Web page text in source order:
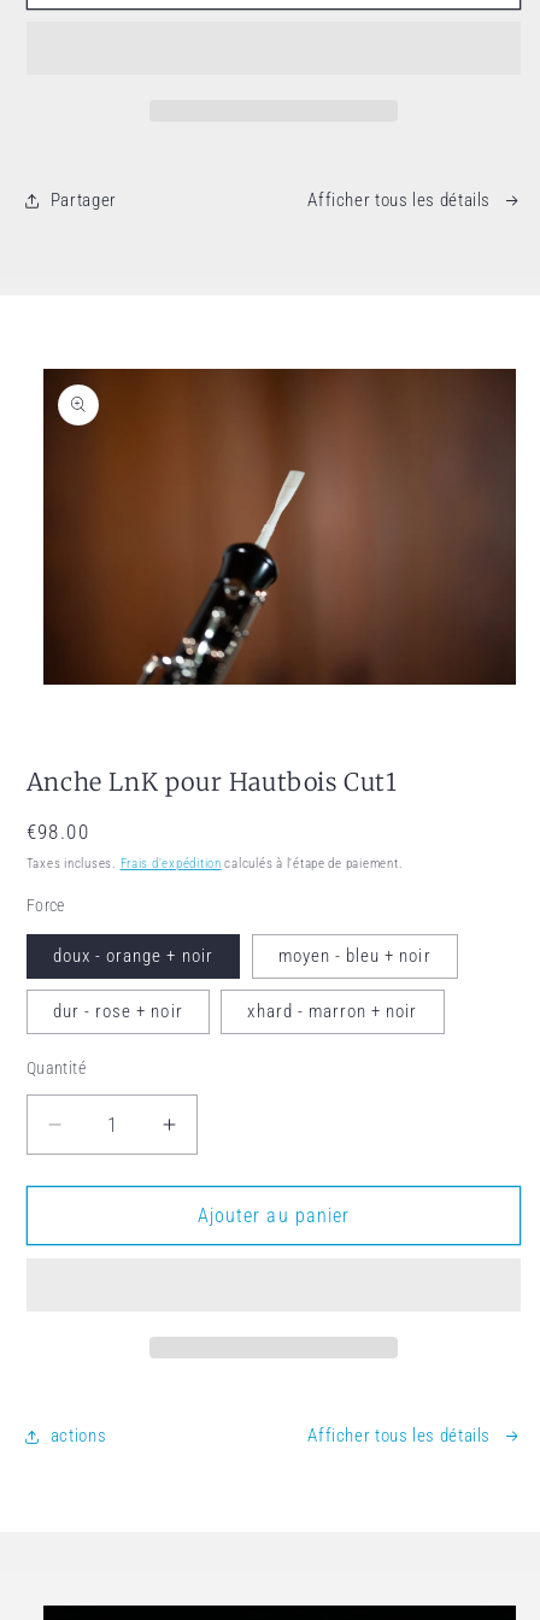
Partager Afficher tous les détails
Anche LnK pour Hautbois Cut1
Prix habituel
€98.00
Taxes incluses. Frais d'expédition calculés à l'étape de paiement.
Force
doux - orange + noir moyen - bleu + noir
dur - rose + noir xhard - marron + noir
Quantité
Quantité
Réduire la quantité de Anche LnK pour
Augmenter la quantité de Anche
Ajouter au panier
actions Afficher tous les détails